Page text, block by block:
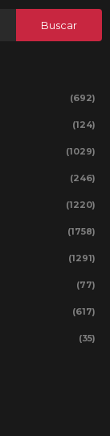
(692)
(124)
(1029)
(246)
(1220)
(1758)
(1291)
(77)
(617)
(35)